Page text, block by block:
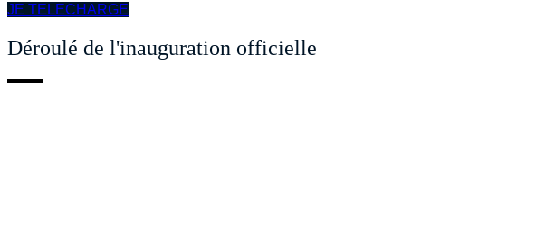
JE TELECHARGE
Déroulé de l'inauguration officielle